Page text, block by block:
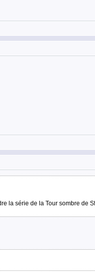
la série de la Tour sombre de